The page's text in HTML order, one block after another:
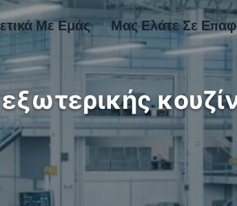
Με Εμάς Μας Ελάτε Σε